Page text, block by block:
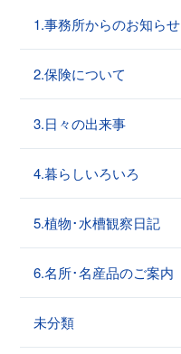
1.事務所からのお知らせ
2.保険について
3.日々の出来事
4.暮らしいろいろ
5.植物･水槽観察日記
6.名所･名産品のご案内
未分類